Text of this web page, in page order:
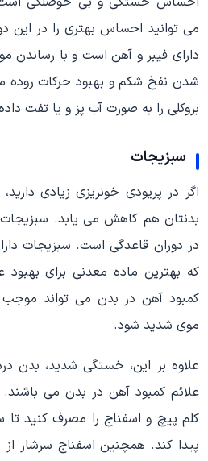
می توانید احساس بهتری را در این
دارای فیبر و آهن است و با
شدن نفخ شکم و بهبود حرکات روده
بروکلی را به صورت آب پز و یا تفت
سبزیجات
اگر در پریودی خونریزی زیادی
بدنتان هم کاهش می یابد. سبزیجات
در دوران قاعدگی است. سبزیجات
که بهترین ماده معدنی برای بهبود
کمبود آهن در بدن می تواند موجب
موی شدید شود.
علاوه بر این، خستگی شدید، بدن
علائم کمبود آهن در بدن می باشند.
کلم پیچ و اسفناج را مصرف کنید
پیدا کند. همچنین اسفناج سرشار